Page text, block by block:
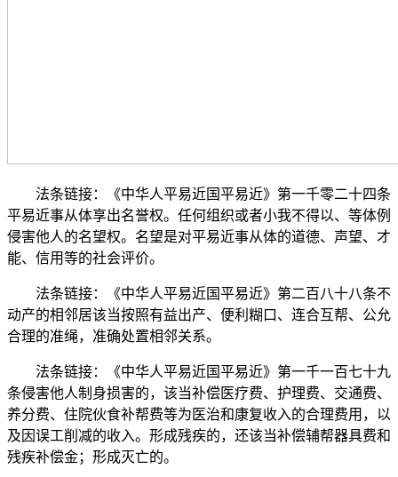
法条链接：《中华人平易近国平易近》第一千零二十四条
平易近事从体享出名誉权。任何组织或者小我不得以、等体例
侵害他人的名望权。名望是对平易近事从体的道德、声望、才
能、信用等的社会评价。
法条链接：《中华人平易近国平易近》第二百八十八条不
动产的相邻居该当按照有益出产、便利糊口、连合互帮、公允
合理的准绳，准确处置相邻关系。
法条链接：《中华人平易近国平易近》第一千一百七十九
条侵害他人制身损害的，该当补偿医疗费、护理费、交通费、
养分费、住院伙食补帮费等为医治和康复收入的合理费用，以
及因误工削减的收入。形成残疾的，还该当补偿辅帮器具费和
残疾补偿金；形成灭亡的。